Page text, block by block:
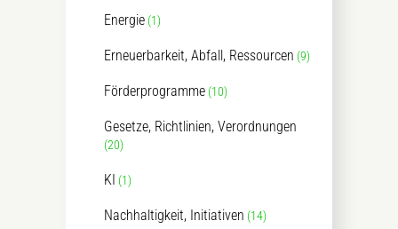
Energie (1)
Erneuerbarkeit, Abfall, Ressourcen (9)
Förderprogramme (10)
Gesetze, Richtlinien, Verordnungen
(20)
KI (1)
Nachhaltigkeit, Initiativen (14)